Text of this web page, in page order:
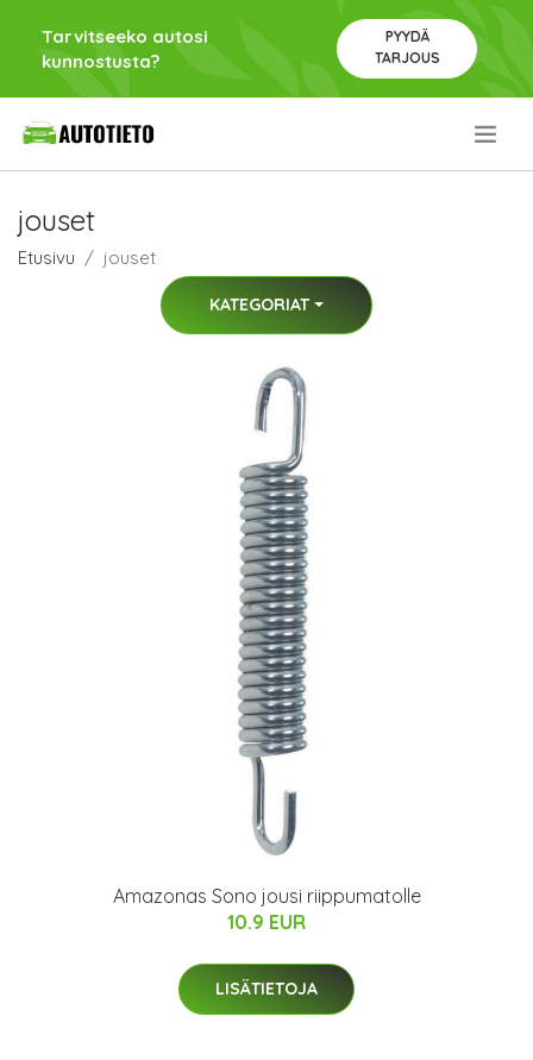
Tarvitseeko autosi
kunnostusta?
PYYDÄ
TARJOUS
jouset
Etusivu jouset
KATEGORIAT
Amazonas Sono jousi riippumatolle
10.9 EUR
LISÄTIETOJA